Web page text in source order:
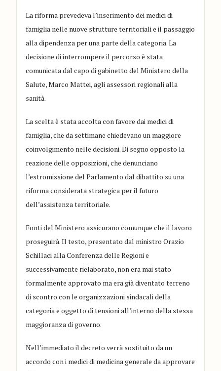
La riforma prevedeva l’inserimento dei medici di
famiglia nelle nuove strutture territoriali e il passaggio
alla dipendenza per una parte della categoria. La
decisione di interrompere il percorso è stata
comunicata dal capo di gabinetto del Ministero della
Salute, Marco Mattei, agli assessori regionali alla
sanità.
La scelta è stata accolta con favore dai medici di
famiglia, che da settimane chiedevano un maggiore
coinvolgimento nelle decisioni. Di segno opposto la
reazione delle opposizioni, che denunciano
l’estromissione del Parlamento dal dibattito su una
riforma considerata strategica per il futuro
dell’assistenza territoriale.
Fonti del Ministero assicurano comunque che il lavoro
proseguirà. Il testo, presentato dal ministro Orazio
Schillaci alla Conferenza delle Regioni e
successivamente rielaborato, non era mai stato
formalmente approvato ma era già diventato terreno
di scontro con le organizzazioni sindacali della
categoria e oggetto di tensioni all’interno della stessa
maggioranza di governo.
Nell’immediato il decreto verrà sostituito da un
accordo con i medici di medicina generale da approvare